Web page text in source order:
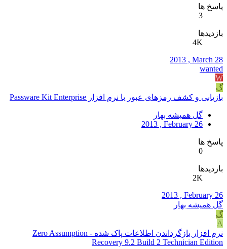
پاسخ ها
3
بازدیدها
4K
2013 , March 28
wanted
W
گ
بازیابی و کشف رمزهای عبور با نرم افزار Passware Kit Enterprise
گل همیشه بهار
2013 , February 26
پاسخ ها
0
بازدیدها
2K
2013 , February 26
گل همیشه بهار
گ
A
نرم افزار بازگرداندن اطلاعات پاک شده - Zero Assumption
Recovery 9.2 Build 2 Technician Edition